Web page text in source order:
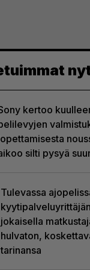
kertoo
silti pysyä
Tulevassa
jokaisella
hulvaton,
tarinansa